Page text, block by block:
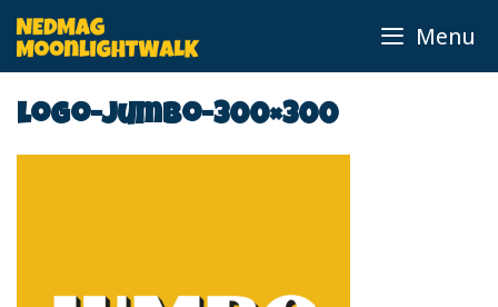
Ga
naar
de
inhoud
Menu
logo-jumbo-300×300